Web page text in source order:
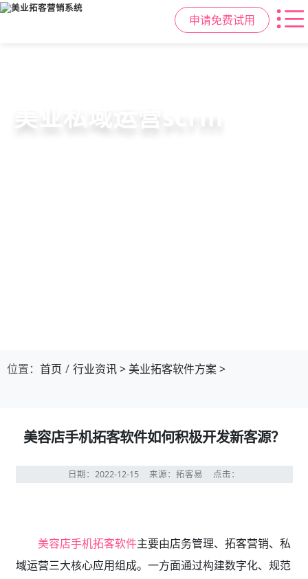
申请免费试用
美业拓客，就用
美容院拓客方案
美业私域运营scrm
位置： 首页 行业资讯>美业拓客软件方案>
美容店手机拓客软件如何积极开发新客源？
日期：2022-12-15 来源：拓客易 点击：
美容店手机拓客软件主要由店务管理、拓客营销、私
域运营三大核心应用组成。一方面通过构建数字化、规范